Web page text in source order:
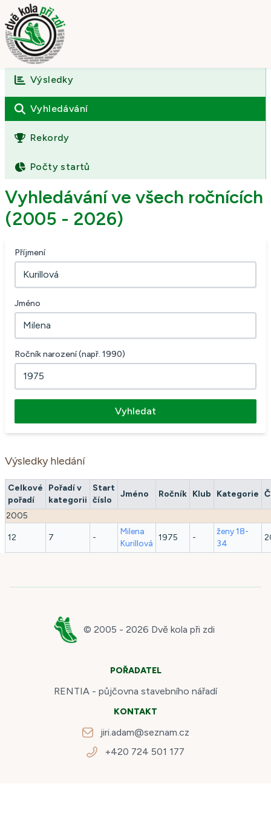
Úvod
O závodě
Výsledky
Fotogalerie
Kontakt
Výsledky
Vyhledávání
Rekordy
Počty startů
Vyhledávání ve všech ročnících
(2005 - 2026)
Příjmení
Jméno
Ročník narození (např. 1990)
Vyhledat
Výsledky hledání
Celkové
pořadí
Pořadí v
kategorii
Start
číslo
Jméno Ročník Klub Kategorie
2005
12 7 -
Milena
Kurillová
1975 -
ženy 18-
34
© 2005 - 2026 Dvě kola při zdi
POŘADATEL
RENTIA - půjčovna stavebního nářadí
KONTAKT
jiri.adam@seznam.cz
+420 724 501 177